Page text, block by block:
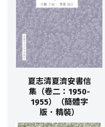
夏志清夏濟安書信
集（卷二：1950-
1955）（簡體字
版．精裝）